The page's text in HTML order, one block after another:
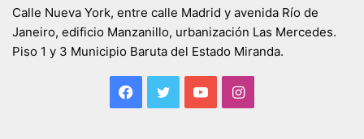
Calle Nueva York, entre calle Madrid y avenida Río de
Janeiro, edificio Manzanillo, urbanización Las Mercedes.
Piso 1 y 3 Municipio Baruta del Estado Miranda.
Facebook
TwitterYouTubeInstagram